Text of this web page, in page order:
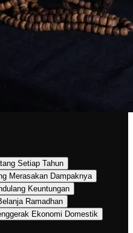
Setiap Tahun
Merasakan Dampaknya
Keuntungan
Ramadhan
Ekonomi Domestik